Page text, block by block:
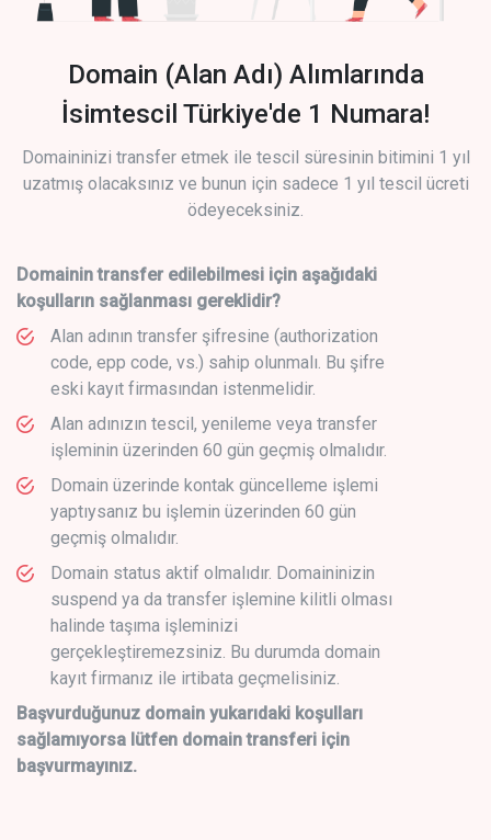
Domain (Alan Adı) Alımlarında
İsimtescil Türkiye'de 1 Numara!
Domaininizi transfer etmek ile tescil süresinin bitimini 1 yıl
uzatmış olacaksınız ve bunun için sadece 1 yıl tescil ücreti
ödeyeceksiniz.
Domainin transfer edilebilmesi için aşağıdaki
koşulların sağlanması gereklidir?
Alan adının transfer şifresine (authorization
code, epp code, vs.) sahip olunmalı. Bu şifre
eski kayıt firmasından istenmelidir.
Alan adınızın tescil, yenileme veya transfer
işleminin üzerinden 60 gün geçmiş olmalıdır.
Domain üzerinde kontak güncelleme işlemi
yaptıysanız bu işlemin üzerinden 60 gün
geçmiş olmalıdır.
Domain status aktif olmalıdır. Domaininizin
suspend ya da transfer işlemine kilitli olması
halinde taşıma işleminizi
gerçekleştiremezsiniz. Bu durumda domain
kayıt firmanız ile irtibata geçmelisiniz.
Başvurduğunuz domain yukarıdaki koşulları
sağlamıyorsa lütfen domain transferi için
başvurmayınız.